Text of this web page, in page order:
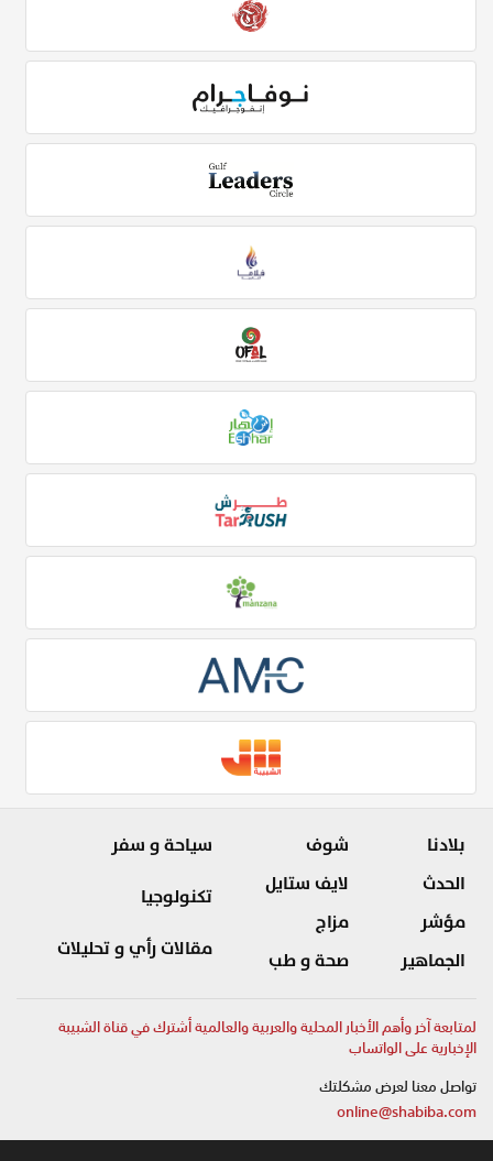
بلادنا
الحدث
مؤشر
الجماهير
شوف
لايف ستايل
مزاج
صحة و طب
سياحة و سفر
تكنولوجيا
مقالات رأي و تحليلات
لمتابعة آخر وأهم الأخبار المحلية والعربية والعالمية أشترك في قناة الشبيبة
الإخبارية على الواتساب
تواصل معنا لعرض مشكلتك
online@shabiba.com